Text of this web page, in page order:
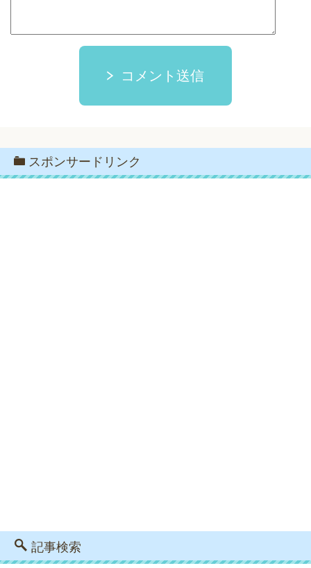
コメント送信
スポンサードリンク
記事検索